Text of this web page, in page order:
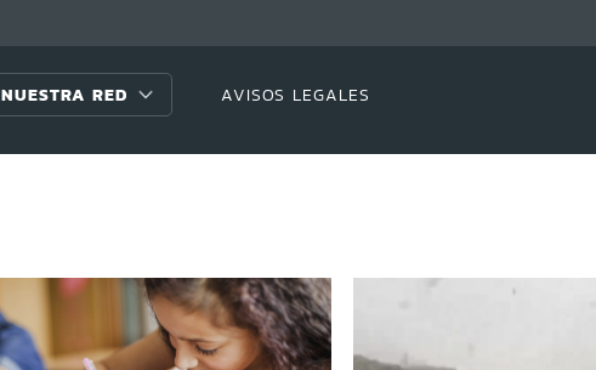
NUESTRA RED AVISOS LEGALES